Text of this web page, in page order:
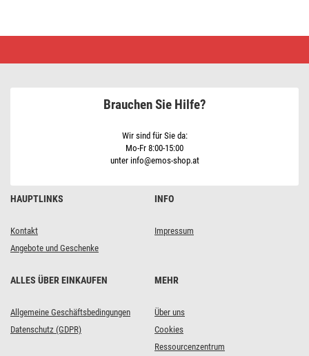
310
HAUPTLINKS
Kontakt
Angebote und Geschenke
INFO
Impressum
ALLES ÜBER EINKAUFEN
Allgemeine Geschäftsbedingungen
Datenschutz (GDPR)
MEHR
Über uns
Cookies
Ressourcenzentrum
Brauchen Sie Hilfe?
Wir sind für Sie da:
Mo-Fr 8:00-15:00
unter info@emos-shop.at